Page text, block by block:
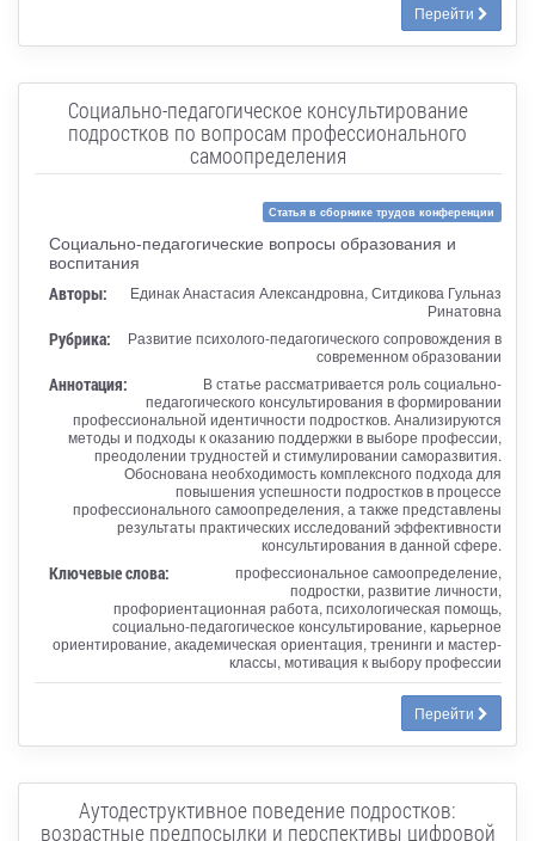
Перейти
Социально-педагогическое консультирование
подростков по вопросам профессионального
самоопределения
Статья в сборнике трудов конференции
Социально-педагогические вопросы образования и
воспитания
Авторы:
Единак Анастасия Александровна, Ситдикова Гульназ
Ринатовна
Рубрика:
Развитие психолого-педагогического сопровождения в
современном образовании
Аннотация:
В статье рассматривается роль социально-
педагогического консультирования в формировании
профессиональной идентичности подростков. Анализируются
методы и подходы к оказанию поддержки в выборе профессии,
преодолении трудностей и стимулировании саморазвития.
Обоснована необходимость комплексного подхода для
повышения успешности подростков в процессе
профессионального самоопределения, а также представлены
результаты практических исследований эффективности
консультирования в данной сфере.
Ключевые слова:
профессиональное самоопределение,
подростки, развитие личности,
профориентационная работа, психологическая помощь,
социально-педагогическое консультирование, карьерное
ориентирование, академическая ориентация, тренинги и мастер-
классы, мотивация к выбору профессии
Перейти
Аутодеструктивное поведение подростков:
возрастные предпосылки и перспективы цифровой